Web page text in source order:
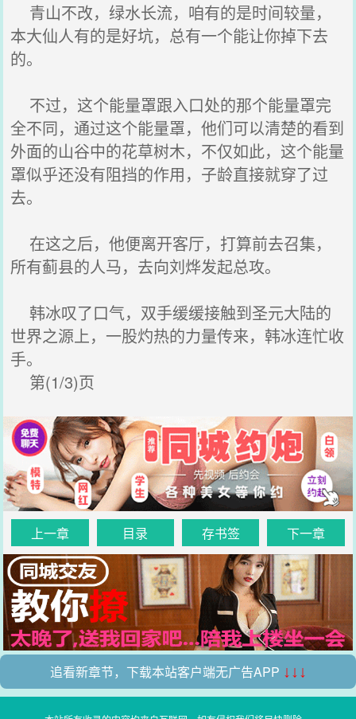
青山不改，绿水长流，咱有的是时间较量，
本大仙人有的是好坑，总有一个能让你掉下去
的。
不过，这个能量罩跟入口处的那个能量罩完
全不同，通过这个能量罩，他们可以清楚的看到
外面的山谷中的花草树木，不仅如此，这个能量
罩似乎还没有阻挡的作用，子龄直接就穿了过
去。
在这之后，他便离开客厅，打算前去召集，
所有蓟县的人马，去向刘烨发起总攻。
韩冰叹了口气，双手缓缓接触到圣元大陆的
世界之源上，一股灼热的力量传来，韩冰连忙收
手。
第(1/3)页
上一章 目录 存书签 下一章
追看新章节，下载本站客户端无广告APP ↓↓↓